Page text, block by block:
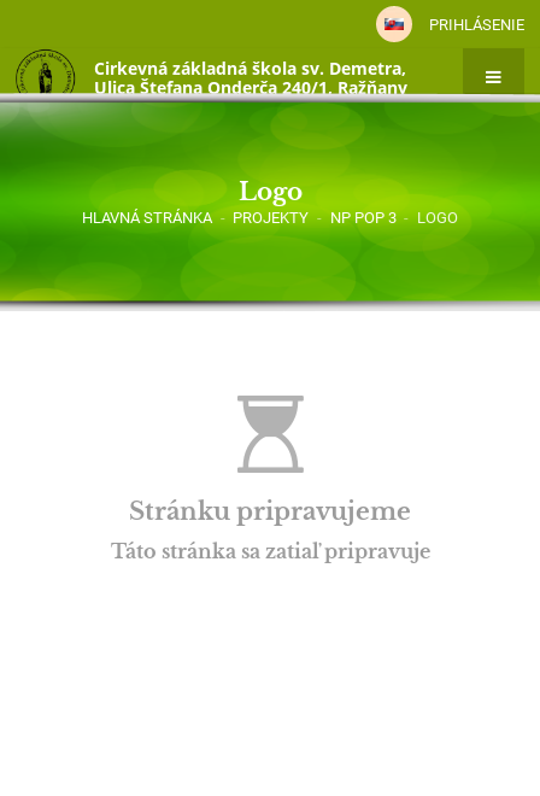
PRIHLÁSENIE
Cirkevná základná škola sv. Demetra,
Ulica Štefana Onderča 240/1, Ražňany
Logo
HLAVNÁ STRÁNKA - PROJEKTY - NP POP 3 - LOGO
Stránku pripravujeme
Táto stránka sa zatiaľ pripravuje